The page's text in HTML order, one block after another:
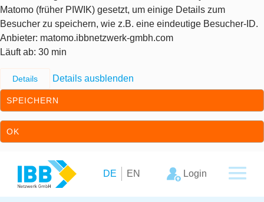
Matomo (früher PIWIK) gesetzt, um einige Details zum
Besucher zu speichern, wie z.B. eine eindeutige Besucher-ID.
Anbieter: matomo.ibbnetzwerk-gmbh.com
Läuft ab: 30 min
Details Details ausblenden
SPEICHERN
OK
DE EN Login